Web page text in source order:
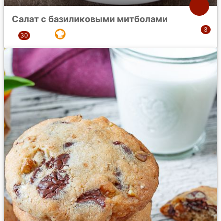
Салат с базиликовыми митболами